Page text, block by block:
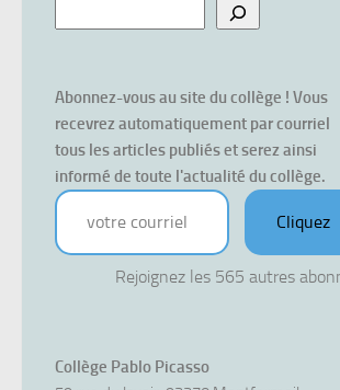
Abonnez-vous au site du collège ! Vous
recevrez automatiquement par courriel
tous les articles publiés et serez ainsi
informé de toute l'actualité du collège.
votre courriel
Cliquez
Rejoignez les 565 autres
Collège Pablo Picasso